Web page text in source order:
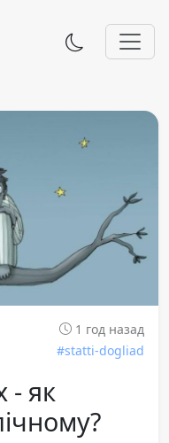
1 год назад
#statti-dogliad
- як